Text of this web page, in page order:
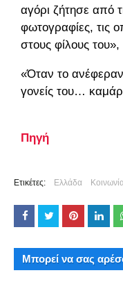
αγόρι ζήτησε από
φωτογραφίες, τις
στους φίλους
«Όταν το
γονείς του…
Πηγή
Ετικέτες: Ελλάδα
Μπορεί να σας